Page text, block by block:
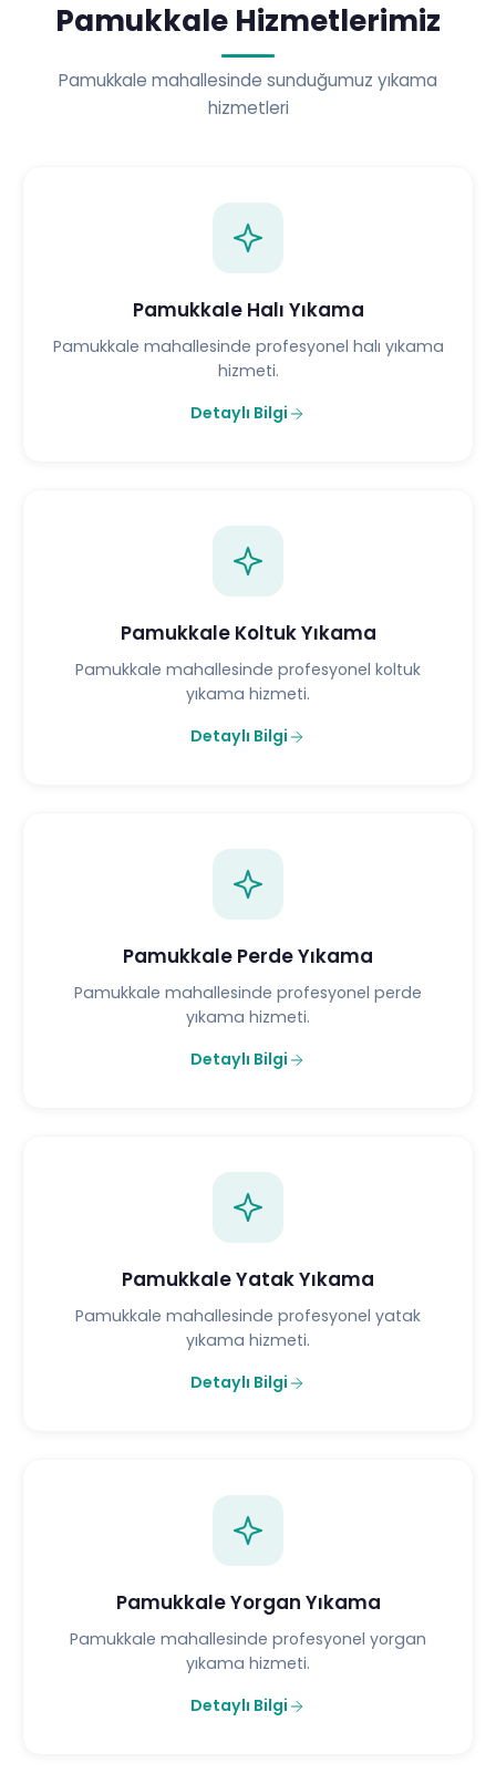
Pamukkale Hizmetlerimiz
Pamukkale mahallesinde sunduğumuz yıkama
hizmetleri
Pamukkale Halı Yıkama
Pamukkale mahallesinde profesyonel halı yıkama
hizmeti.
Detaylı Bilgi
Pamukkale Koltuk Yıkama
Pamukkale mahallesinde profesyonel koltuk
yıkama hizmeti.
Detaylı Bilgi
Pamukkale Perde Yıkama
Pamukkale mahallesinde profesyonel perde
yıkama hizmeti.
Detaylı Bilgi
Pamukkale Yatak Yıkama
Pamukkale mahallesinde profesyonel yatak
yıkama hizmeti.
Detaylı Bilgi
Pamukkale Yorgan Yıkama
Pamukkale mahallesinde profesyonel yorgan
yıkama hizmeti.
Detaylı Bilgi